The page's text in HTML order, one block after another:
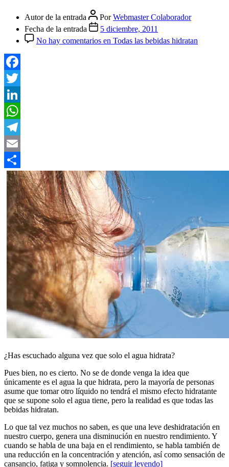
Autor de la entrada PorWebmaster Colaborador
Fecha de la entrada
5 diciembre, 2011
No hay comentarios en Todas las bebidas hidratan
Facebook
Twitter
LinkedIn
WhatsApp
Telegram
Email
Compartir
¿Has escuchado alguna vez que solo el agua hidrata?
Pues bien, no es cierto. No se de donde venga la idea que
únicamente es el agua la que hidrata, pero la mayoría de personas
asume que tomar otro líquido no tendrá el mismo efecto hidratante
que se supone solo el agua tiene, pero la realidad es que todas las
bebidas hidratan.
Lo que tal vez muchos no saben, es que una leve deshidratación en
nuestro cuerpo, genera una disminución en nuestro rendimiento. Y
cuando se habla de una baja en el rendimiento, se habla también de
una reducción en la concentración y atención, así como sensación de
cansancio, fatiga y somnolencia. [seguir leyendo]